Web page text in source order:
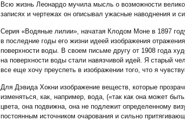
Всю жизнь Леонардо мучила мысль о возможности
записях и чертежах он описывал ужасные наводнения и
Серия «Водяные лилии», начатая Клодом Моне в 1897
в последние годы его жизни идеей изображения
поверхности воды. В своем письме другу от 1908 года
на поверхности воды стали навязчивой идей. Я старый
все еще хочу преуспеть в изображении того, что я
Для Дэвида Хокни изображение веществ, которые
изменяться, как, например, вода, («так как она может
цвета, она подвижна, она не подлежит определенному
постоянным источником очарования и сильно